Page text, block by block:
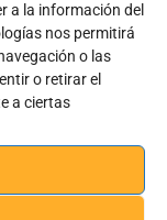
a la información del
nos permitirá
o las
o retirar el
a ciertas
libre, específico,
datos